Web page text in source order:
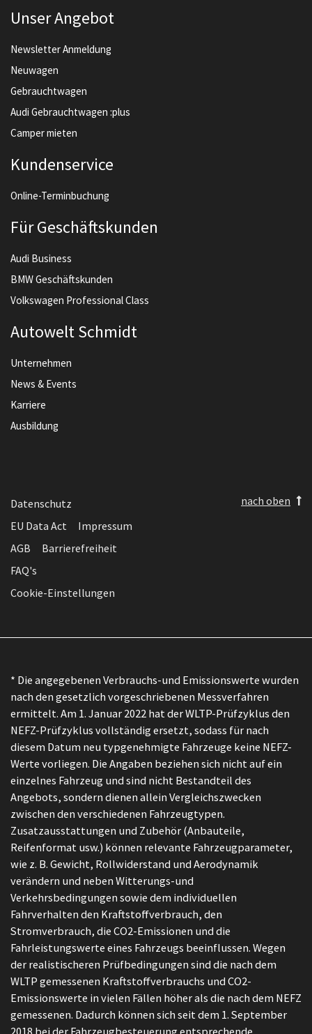
Unser Angebot
Newsletter Anmeldung
Neuwagen
Gebrauchtwagen
Audi Gebrauchtwagen :plus
Camper mieten
Kundenservice
Online-Terminbuchung
Für Geschäftskunden
Audi Business
BMW Geschäftskunden
Volkswagen Professional Class
Autowelt Schmidt
Unternehmen
News & Events
Karriere
Ausbildung
Datenschutz
EU Data Act
Impressum
AGB
Barrierefreiheit
FAQ's
Cookie-Einstellungen
nach oben
* Die angegebenen Verbrauchs-und Emissionswerte wurden
nach den gesetzlich vorgeschriebenen Messverfahren
ermittelt. Am 1. Januar 2022 hat der WLTP-Prüfzyklus den
NEFZ-Prüfzyklus vollständig ersetzt, sodass für nach
diesem Datum neu typgenehmigte Fahrzeuge keine NEFZ-
Werte vorliegen. Die Angaben beziehen sich nicht auf ein
einzelnes Fahrzeug und sind nicht Bestandteil des
Angebots, sondern dienen allein Vergleichszwecken
zwischen den verschiedenen Fahrzeugtypen.
Zusatzausstattungen und Zubehör (Anbauteile,
Reifenformat usw.) können relevante Fahrzeugparameter,
wie z. B. Gewicht, Rollwiderstand und Aerodynamik
verändern und neben Witterungs-und
Verkehrsbedingungen sowie dem individuellen
Fahrverhalten den Kraftstoffverbrauch, den
Stromverbrauch, die CO2-Emissionen und die
Fahrleistungswerte eines Fahrzeugs beeinflussen. Wegen
der realistischeren Prüfbedingungen sind die nach dem
WLTP gemessenen Kraftstoffverbrauchs und CO2-
Emissionswerte in vielen Fällen höher als die nach dem NEFZ
gemessenen. Dadurch können sich seit dem 1. September
2018 bei der Fahrzeugbesteuerung entsprechende